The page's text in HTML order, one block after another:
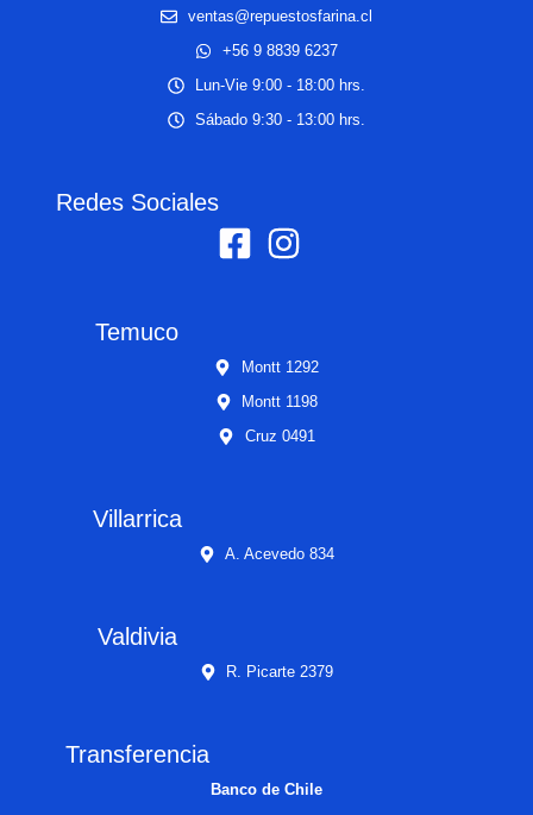
ventas@repuestosfarina.cl
+56 9 8839 6237
Lun-Vie 9:00 - 18:00 hrs.
Sábado 9:30 - 13:00 hrs.
Redes Sociales
Temuco
Montt 1292
Montt 1198
Cruz 0491
Villarrica
A. Acevedo 834
Valdivia
R. Picarte 2379
Transferencia
Banco de Chile